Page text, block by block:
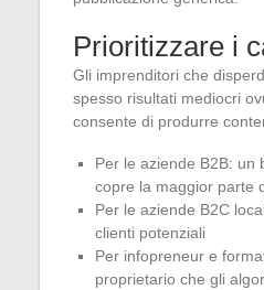
Prioritizzare i
Gli imprenditori che
spesso risultati mediocri
consente di produrre
Per le aziende B2B: un
copre la maggior parte
Per le aziende B2C
clienti potenziali
Per infopreneur e
proprietario che gli